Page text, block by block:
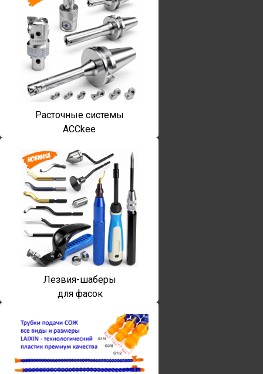
Расточные системы
ACCkee
Лезвия-шаберы
для фасок